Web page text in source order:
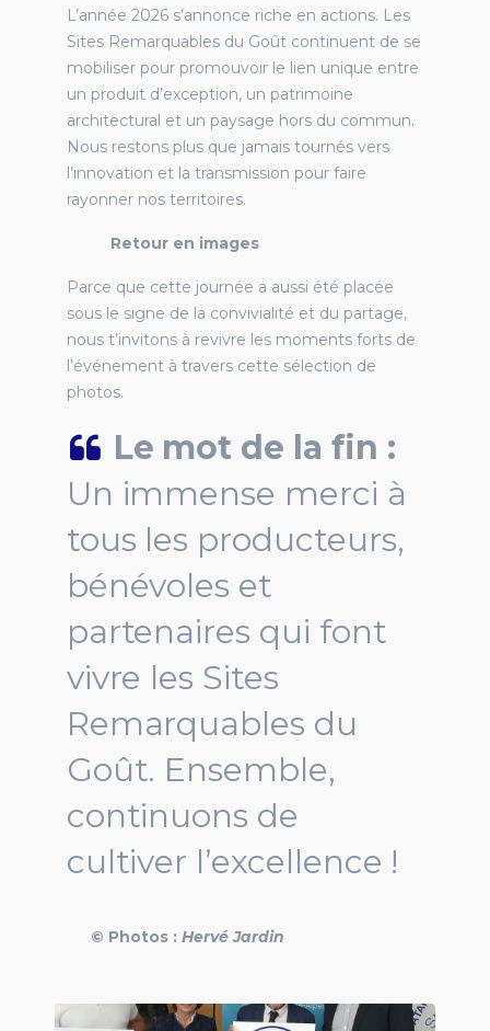
L’année 2026 s’annonce riche en actions. Les
Sites Remarquables du Goût continuent de se
mobiliser pour promouvoir le lien unique entre
un produit d’exception, un patrimoine
architectural et un paysage hors du commun.
Nous restons plus que jamais tournés vers
l’innovation et la transmission pour faire
rayonner nos territoires.
Retour en images
Parce que cette journée a aussi été placée
sous le signe de la convivialité et du partage,
nous t’invitons à revivre les moments forts de
l’événement à travers cette sélection de
photos.
Le mot de la fin :
Un immense merci à
tous les producteurs,
bénévoles et
partenaires qui font
vivre les Sites
Remarquables du
Goût. Ensemble,
continuons de
cultiver l’excellence !
© Photos : Hervé Jardin